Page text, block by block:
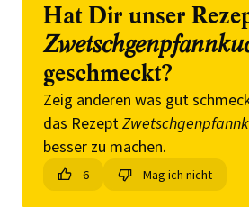
Hat Dir unser
geschmeckt?
Zeig anderen was gut
das Rezept
besser zu machen.
6 Mag ich nicht